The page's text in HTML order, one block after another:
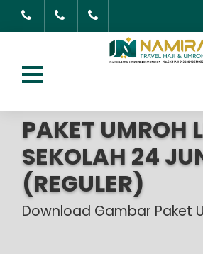
PAKET UMROH
SEKOLAH 24
(REGULER)
Download Gambar Paket